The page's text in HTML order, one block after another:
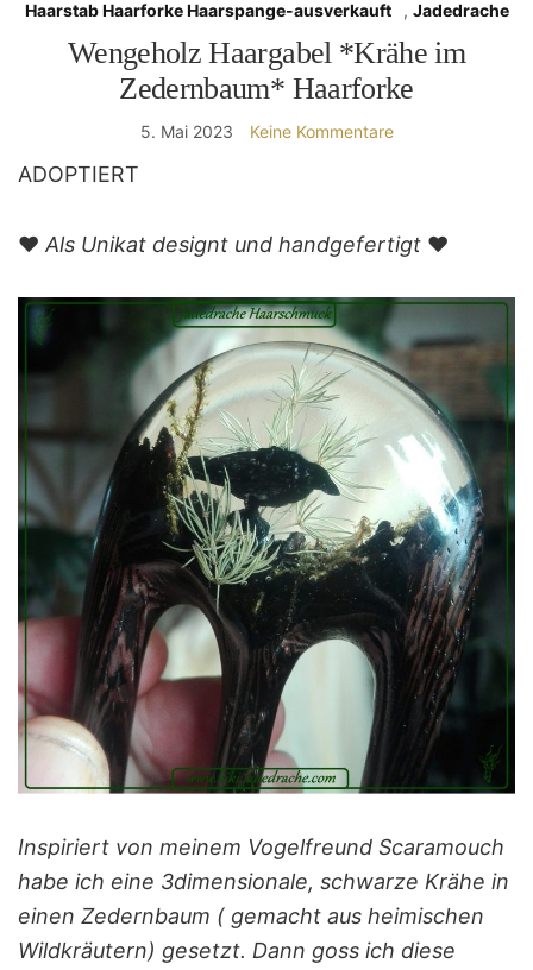
Haarstab Haarforke Haarspange-ausverkauft , Jadedrache
Wengeholz Haargabel *Krähe im
Zedernbaum* Haarforke
5. Mai 2023 Keine Kommentare
ADOPTIERT
❤️ Als Unikat designt und handgefertigt ❤️
Inspiriert von meinem Vogelfreund Scaramouch
habe ich eine 3dimensionale, schwarze Krähe in
einen Zedernbaum ( gemacht aus heimischen
Wildkräutern) gesetzt. Dann goss ich diese